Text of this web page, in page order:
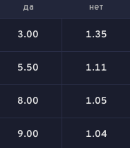
да нет
3.00 1.35
5.50 1.11
8.00 1.05
9.00 1.04